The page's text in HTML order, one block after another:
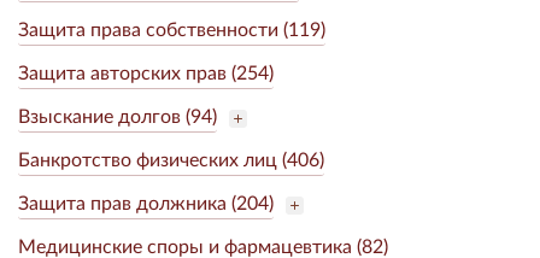
Защита права собственности (119)
Защита авторских прав (254)
Взыскание долгов (94)
Банкротство физических лиц (406)
Защита прав должника (204)
Медицинские споры и фармацевтика (82)